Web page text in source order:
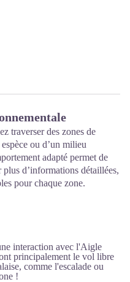
traverser des zones de
ou d’un milieu
adapté permet de
d’informations détaillées,
pour chaque zone.
interaction avec l'Aigle
principalement le vol libre
comme l'escalade ou
!